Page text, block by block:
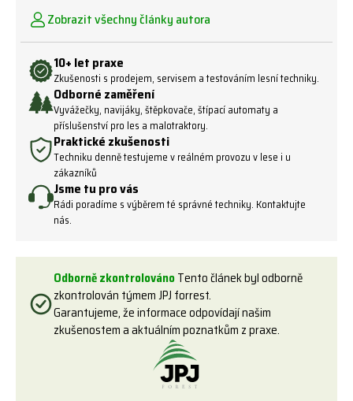
Zobrazit všechny články autora
10+ let praxe
Zkušenosti s prodejem, servisem a testováním lesní techniky.
Odborné zaměření
Vyvážečky, navijáky, štěpkovače, štípací automaty a
příslušenství pro les a malotraktory.
Praktické zkušenosti
Techniku denně testujeme v reálném provozu v lese i u
zákazníků
Jsme tu pro vás
Rádi poradíme s výběrem té správné techniky. Kontaktujte
nás.
Odborně zkontrolovánoTento článek byl odborně
zkontrolován týmem JPJ forrest.
Garantujeme, že informace odpovídají našim
zkušenostem a aktuálním poznatkům z praxe.